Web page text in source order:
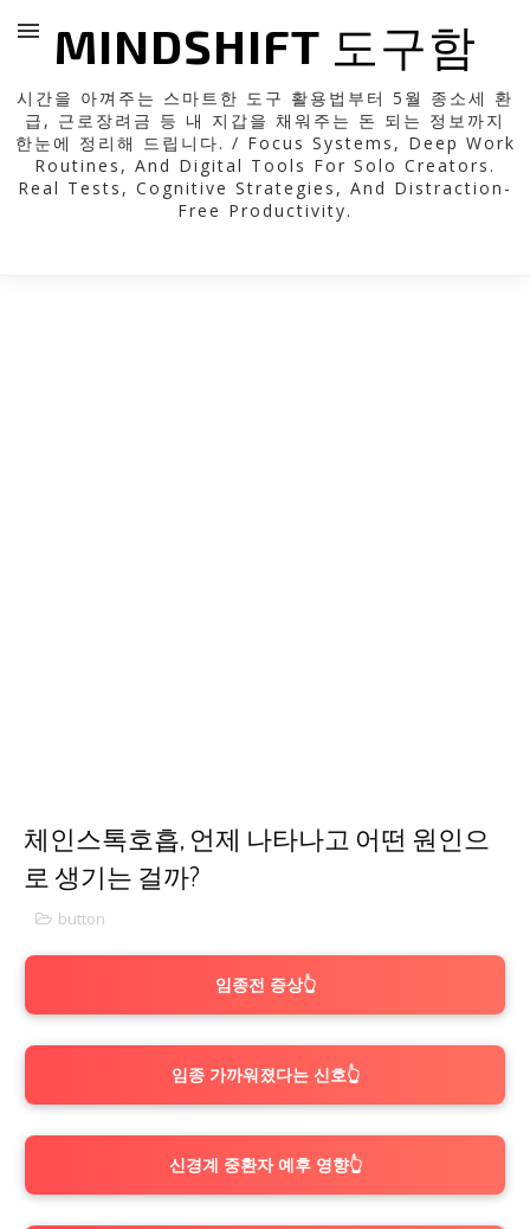
MINDSHIFT 도구함
시간을 아껴주는 스마트한 도구 활용법부터 5월 종소세 환
급, 근로장려금 등 내 지갑을 채워주는 돈 되는 정보까지
한눈에 정리해 드립니다. / Focus Systems, Deep Work
Routines, And Digital Tools For Solo Creators.
Real Tests, Cognitive Strategies, And Distraction-
Free Productivity.
체인스톡호흡, 언제 나타나고 어떤 원인으
로 생기는 걸까?
button
임종전 증상👆
임종 가까워졌다는 신호👆
신경계 중환자 예후 영향👆